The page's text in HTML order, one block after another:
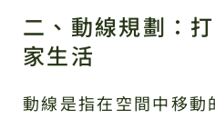
二、動線規劃：
家生活
動線是指在空間中移動